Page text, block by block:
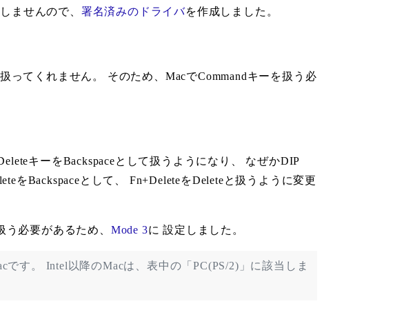
ませんので、 署名済みのドライバを作成しました。
ってくれません。 そのため、MacでCommandキーを扱う必
キーをBackspaceとして扱うようになり、 なぜかDIP
をBackspaceとして、 Fn+DeleteをDeleteと扱うように変更
必要があるため、 Mode 3に 設定しました。
す。 Intel以降のMacは、表中の「PC(PS/2)」に該当しま